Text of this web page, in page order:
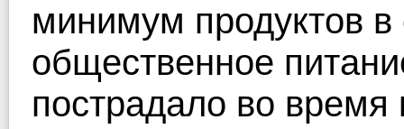
минимум продуктов
общественное
пострадало во